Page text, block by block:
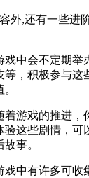
外,还有一些进
戏中会不定期
等，积极参与这
着游戏的推进，
验这些剧情，可
事。
戏中有许多可